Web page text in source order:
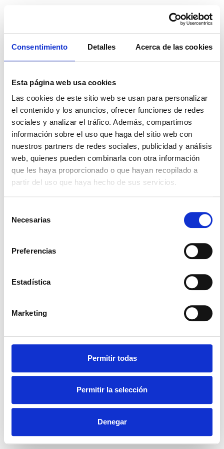
Consentimiento Detalles Acerca de las cookies
Esta página web usa cookies
Las cookies de este sitio web se usan para personalizar
el contenido y los anuncios, ofrecer funciones de redes
sociales y analizar el tráfico. Además, compartimos
información sobre el uso que haga del sitio web con
nuestros partners de redes sociales, publicidad y análisis
web, quienes pueden combinarla con otra información
que les haya proporcionado o que hayan recopilado a
partir del uso que haya hecho de sus servicios.
Necesarias
Preferencias
Estadística
Marketing
Permitir todas
Permitir la selección
Denegar
gemahernandeztattoo
Categoría:
Uncategorized
Hello world!
Welcome to WordPress. This is your first post. Edit or
delete it, then start writing!
tatuajes línea fina